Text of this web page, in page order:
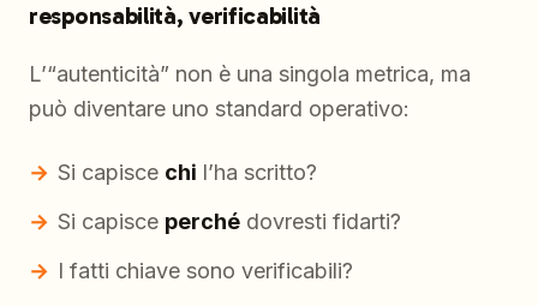
responsabilità, verificabilità
L’“autenticità” non è una singola metrica, ma
può diventare uno standard operativo:
Si capisce chi l’ha scritto?
Si capisce perché dovresti fidarti?
I fatti chiave sono verificabili?